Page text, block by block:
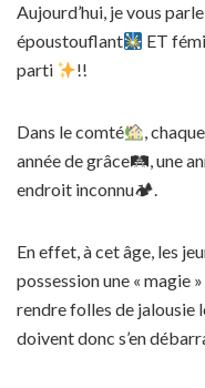
Aujourd’hui, je vous
époustouflant
ET
parti
!!
Dans le comté
,
année de grâce🛤, une
endroit inconnu🏕.
En effet, à cet âge, les
possession une « magie
rendre folles de jalousie
doivent donc s’en